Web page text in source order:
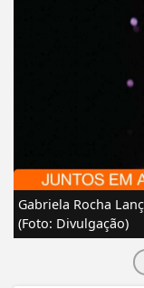
Gabriela Rocha
(Foto: Divulgação)